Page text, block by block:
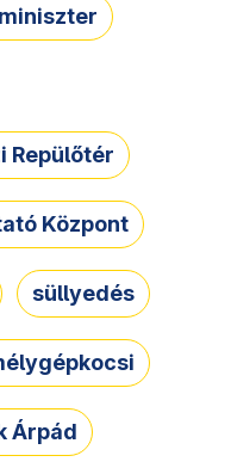
Repülőtér
Központ
süllyedés
Árpád